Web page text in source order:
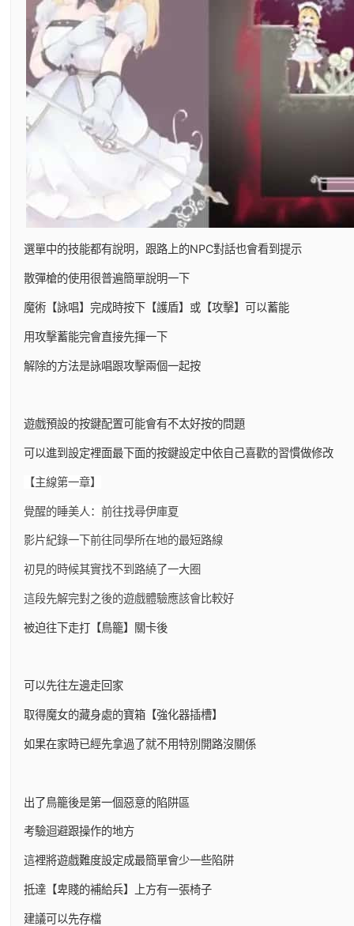
選單中的技能都有說明，跟路上的NPC對話也會看到提示
散彈槍的使用很普遍簡單說明一下
魔術【詠唱】完成時按下【護盾】或【攻擊】可以蓄能
用攻擊蓄能完會直接先揮一下
解除的方法是詠唱跟攻擊兩個一起按
遊戲預設的按鍵配置可能會有不太好按的問題
可以進到設定裡面最下面的按鍵設定中依自己喜歡的習慣做修改
【主線第一章】
覺醒的睡美人：前往找尋伊庫夏
影片紀錄一下前往同學所在地的最短路線
初見的時候其實找不到路繞了一大圈
這段先解完對之後的遊戲體驗應該會比較好
被迫往下走打【鳥籠】關卡後
可以先往左邊走回家
取得魔女的藏身處的寶箱【強化器插槽】
如果在家時已經先拿過了就不用特別開路沒關係
出了鳥籠後是第一個惡意的陷阱區
考驗迴避跟操作的地方
這裡將遊戲難度設定成最簡單會少一些陷阱
抵達【卑賤的補給兵】上方有一張椅子
建議可以先存檔